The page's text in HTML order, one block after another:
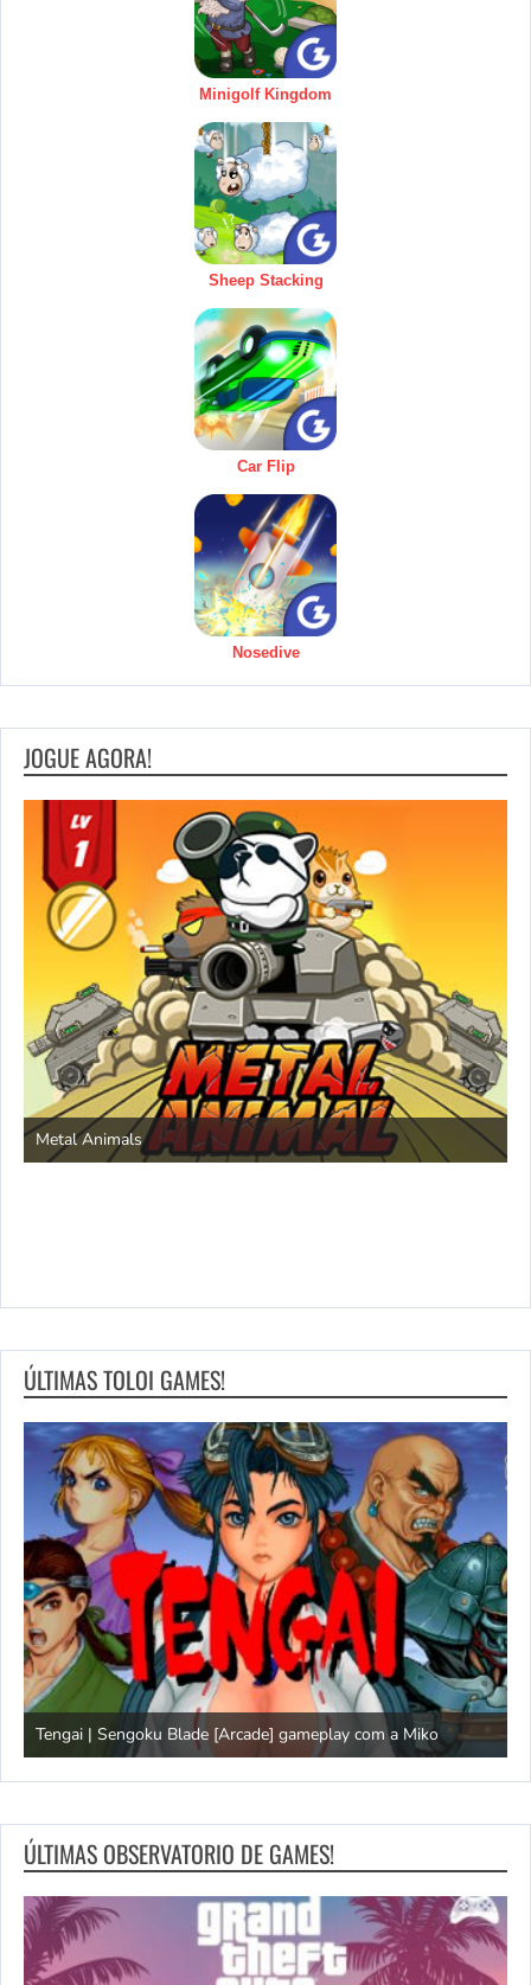
Minigolf Kingdom
Sheep Stacking
Car Flip
Nosedive
JOGUE AGORA!
Metal Animals
ÚLTIMAS TOLOI GAMES!
Tengai | Sengoku Blade [Arcade] gameplay com a Miko
ÚLTIMAS OBSERVATORIO DE GAMES!